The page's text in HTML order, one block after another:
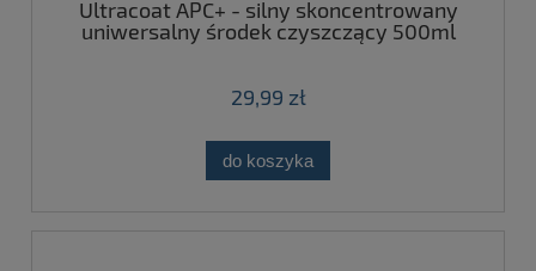
Ultracoat APC+ - silny skoncentrowany
uniwersalny środek czyszczący 500ml
29,99 zł
do koszyka